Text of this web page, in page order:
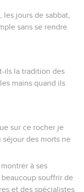
jours de sabbat,
sans se rendre
ils la tradition des
mains quand ils
sur ce rocher je
séjour des morts ne
à ses
souffrir de
et des spécialistes